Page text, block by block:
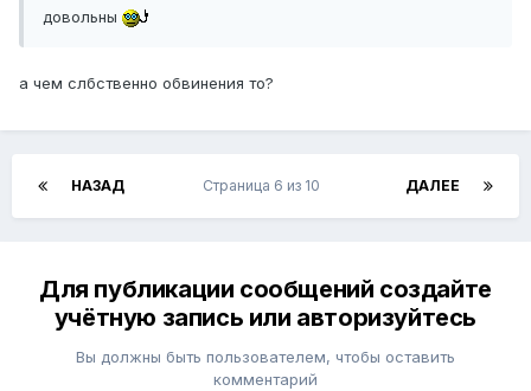
довольны
а чем слбственно обвинения то?
НАЗАД ДАЛЕЕ
Страница 6 из 10
Для публикации сообщений создайте
учётную запись или авторизуйтесь
Вы должны быть пользователем, чтобы оставить
комментарий